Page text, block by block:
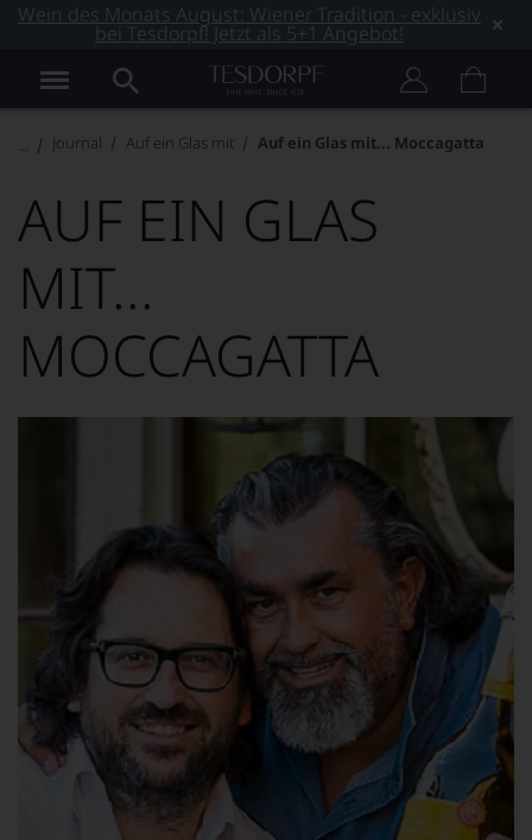
Wein des Monats August: Wiener Tradition - exklusiv
bei Tesdorpf! Jetzt als 5+1 Angebot!
Journal Auf ein Glas mit Auf ein Glas mit... Moccagatta
AUF EIN GLAS
MIT...
MOCCAGATTA